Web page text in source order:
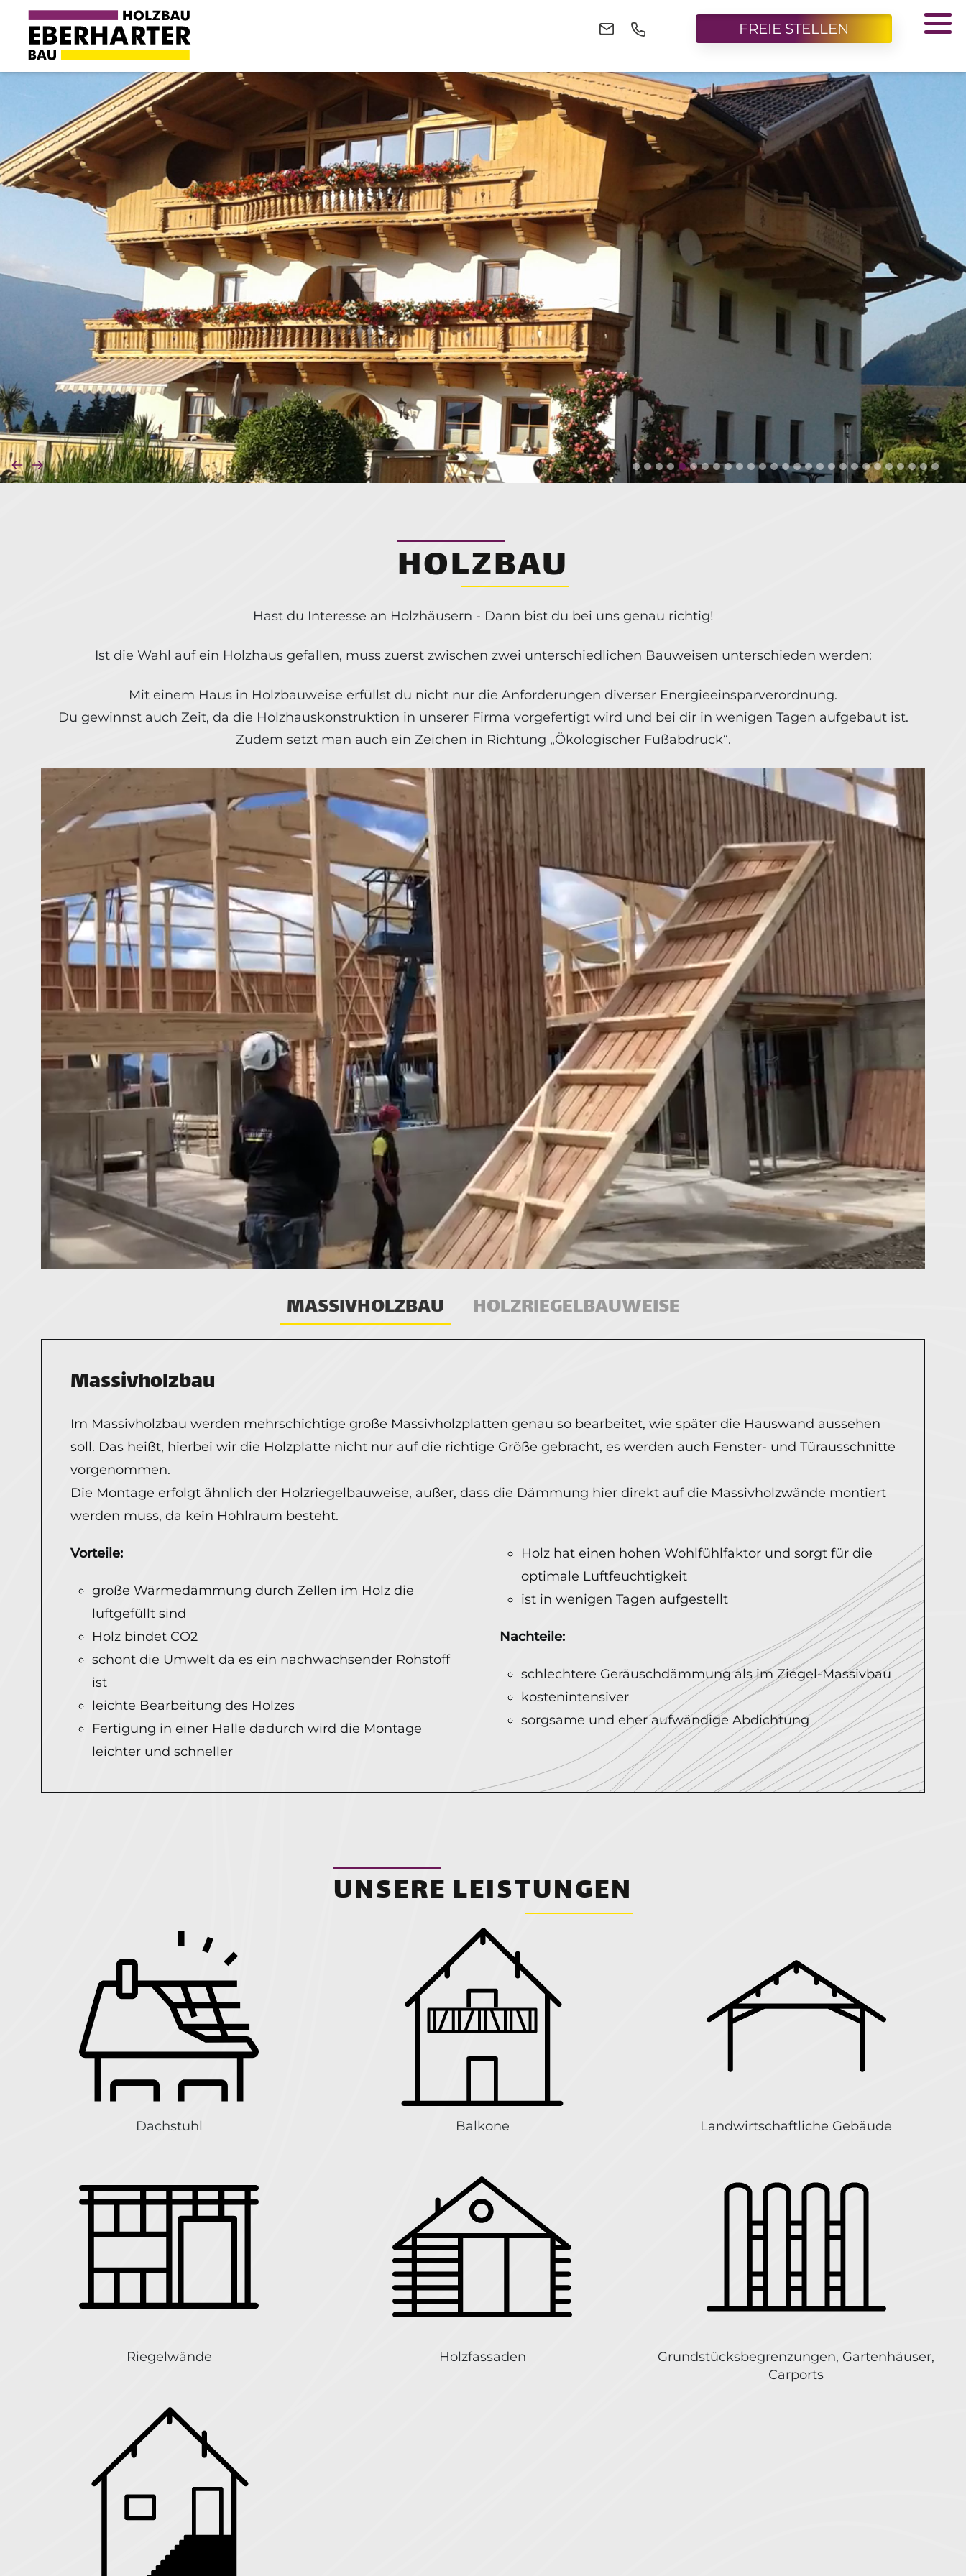
FREIE STELLEN
HOLZBAU
Hast du Interesse an Holzhäusern - Dann bist du bei uns genau richtig!
Ist die Wahl auf ein Holzhaus gefallen, muss zuerst zwischen zwei unterschiedlichen Bauweisen unterschieden werden:
Mit einem Haus in Holzbauweise erfüllst du nicht nur die Anforderungen diverser Energieeinsparverordnung.
Du gewinnst auch Zeit, da die Holzhauskonstruktion in unserer Firma vorgefertigt wird und bei dir in wenigen Tagen aufgebaut ist.
Zudem setzt man auch ein Zeichen in Richtung „Ökologischer Fußabdruck“.
MASSIVHOLZBAU HOLZRIEGELBAUWEISE
Massivholzbau
Im Massivholzbau werden mehrschichtige große Massivholzplatten genau so bearbeitet, wie später die Hauswand aussehen
soll. Das heißt, hierbei wir die Holzplatte nicht nur auf die richtige Größe gebracht, es werden auch Fenster- und Türausschnitte
vorgenommen.
Die Montage erfolgt ähnlich der Holzriegelbauweise, außer, dass die Dämmung hier direkt auf die Massivholzwände montiert
werden muss, da kein Hohlraum besteht.
Vorteile:
große Wärmedämmung durch Zellen im Holz die
luftgefüllt sind
Holz bindet CO2
schont die Umwelt da es ein nachwachsender Rohstoff
ist
leichte Bearbeitung des Holzes
Fertigung in einer Halle dadurch wird die Montage
leichter und schneller
Holz hat einen hohen Wohlfühlfaktor und sorgt für die
optimale Luftfeuchtigkeit
ist in wenigen Tagen aufgestellt
Nachteile:
schlechtere Geräuschdämmung als im Ziegel-Massivbau
kostenintensiver
sorgsame und eher aufwändige Abdichtung
UNSERE LEISTUNGEN
Dachstuhl Balkone Landwirtschaftliche Gebäude
Riegelwände Holzfassaden
Grundstücksbegrenzungen, Gartenhäuser,
Carports